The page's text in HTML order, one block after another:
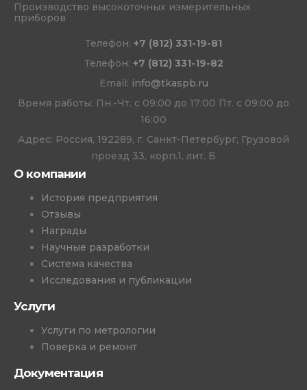
Производство высокоточных измерительных
приборов
Телефон: +7 (812) 331-19-81
Телефон: +7 (812) 331-19-82
Email: info@tkaspb.ru
Время работы: Пн.-Чт. с 09:00 до 17:00 Пт. с 09:00 до
16:00
Адрес: Россия, 192289, г. Санкт-Петербург, Грузовой
проезд 33, корп.1, лит. Б
О компании
История предприятия
Отзывы
Награды
Научные разработки
Система качества
Исследования и публикации
Услуги
Услуги по метрологии
Поверка и ремонт
Документация